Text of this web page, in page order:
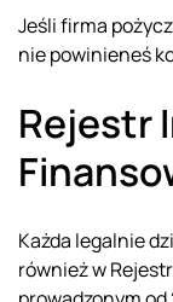
Jeśli firma
nie powinieneś
Rejestr
Każda legalnie
również w